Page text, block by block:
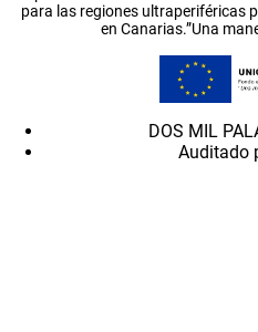
para las regiones ultraperiféricas
en Canarias.”Una
DOS MIL
Auditado